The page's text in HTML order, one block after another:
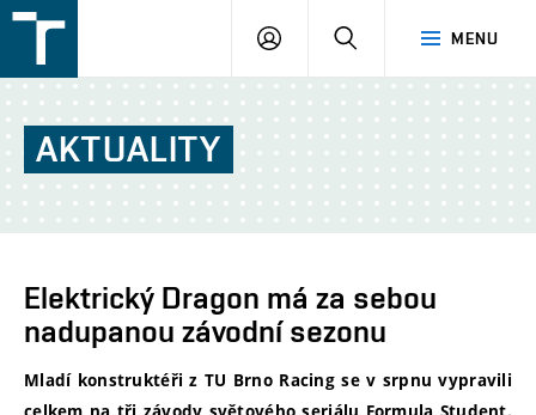
v
Brně
MENU
PŘIHLÁŠENÍ
AKTUALITY
Elektrický Dragon má za sebou
nadupanou závodní sezonu
Mladí konstruktéři z TU Brno Racing se v srpnu vypravili